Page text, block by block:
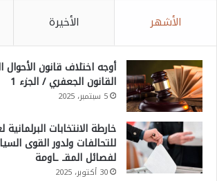
الأشهر الأخيرة
أوجه اختلاف قانون
القانون الجعفري / الجزء 1
5 سبتمبر، 2025
للتحالفات ولدور القوى
لفصائل المقـ ـاومة
30 أكتوبر، 2025